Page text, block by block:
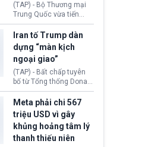
(TAP) - Bộ Thương mại
Trung Quốc vừa tiến
hành áp đặt lệnh trừng
phạt lên hàng loạt thực
thể và siết chặt kiểm
soát xuất khẩu máy bay
không người lái (UAV)
sang Hoa Kỳ. Động thái
này nhằm đáp trả các
biện pháp hạn chế
thương mại, áp thuế mới
cùng lệnh cấm công
nghệ gần đây từ phía
Washington.
Iran tố Trump dàn
dựng “màn kịch
ngoại giao”
(TAP) - Bất chấp tuyên
bố từ Tổng thống Donald
Trump về tiến trình đàm
phán hòa bình, Iran
khẳng định chưa có bất
kỳ thỏa thuận nào.
Tehran cho rằng, Hoa Kỳ
chỉ đang dàn dựng “màn
Meta phải chi 567
triệu USD vì gây
khủng hoảng tâm lý
thanh thiếu niên